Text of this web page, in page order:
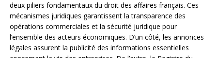
deux piliers fondamentaux du droit des affaires français. Ces
mécanismes juridiques garantissent la transparence des
opérations commerciales et la sécurité juridique pour
l’ensemble des acteurs économiques. D’un côté, les annonces
légales assurent la publicité des informations essentielles